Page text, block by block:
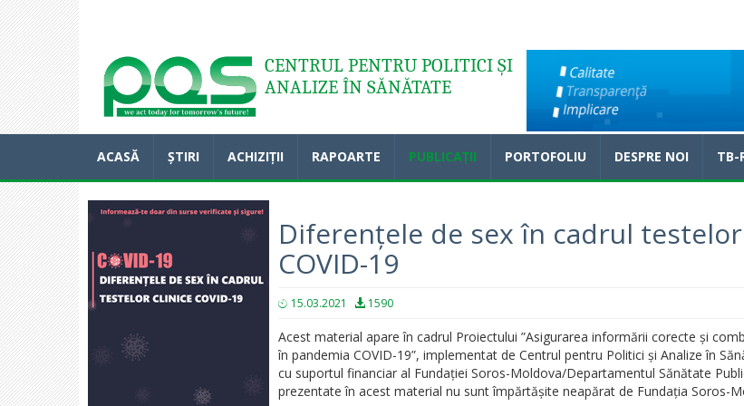
Acasă
CENTRUL PENTRU POLITICI ȘI
ANALIZE ÎN SĂNĂTATE
ACASĂ ȘTIRI ACHIZIȚII RAPOARTE PUBLICAȚII PORTOFOLIU DESPRE NOI TB-
Diferențele de sex în cadrul
COVID-19
15.03.2021 1590
Acest material apare în cadrul Proiectului ”Asigurarea informării corecte și
în pandemia COVID-19”, implementat de Centrul pentru Politici și Analize în
cu suportul financiar al Fundației Soros-Moldova/Departamentul Sănătate
prezentate în acest material nu sunt împărtășite neapărat de Fundația Soros-